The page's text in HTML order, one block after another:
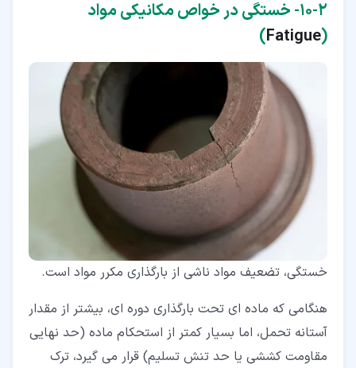
۲‏-‏۱۰‏- خستگی در خواص مکانیکی مواد
(
Fatigue
)
خستگی، تضعیف مواد ناشی از بارگذاری مکرر مواد است.
هنگامی که ماده ای تحت بارگذاری دوره ای، بیشتر از مقدار
آستانه تحمل، اما بسیار کمتر از استحکام ماده (حد نهایی
مقاومت کششی یا حد تنش تسلیم) قرار می گیرد، ترک